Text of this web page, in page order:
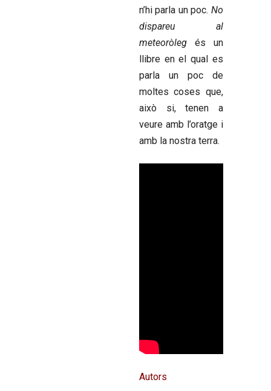
n’hi parla un poc. No
dispareu al
meteoròlegés un
llibre en el qual es
parla un poc de
moltes coses que,
això si, tenen a
veure amb l’oratge i
amb la nostra terra.
Autors